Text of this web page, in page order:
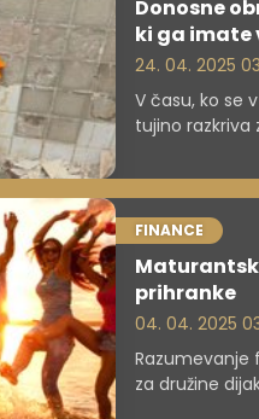
Donosne
ki ga imate
24. 04. 2025
V času, ko se
tujino razkriva
več kot 5000
domovino.
FINANCE
prihranke
04. 04. 2025
Razumevanje
za družine